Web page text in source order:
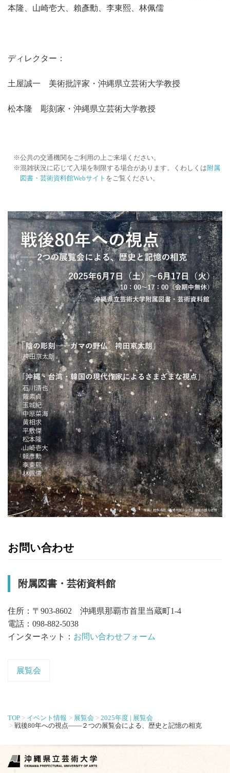
本隆、山崎壱大、賴彥勳、李東熙、林佩儒
ディレクター：
土屋誠一 美術批評家・沖縄県立芸術大学教授
松本隆 彫刻家・沖縄県立芸術大学教授
公共の交通機関をご利用の上ご来場ください。
混雑状況に応じて入場を制限する場合があります。くわしくは 附属
図書・芸術資料館Webサイト をご覧ください。
お問い合わせ
附属図書・芸術資料館
住所：〒903-8602 沖縄県那覇市首里当蔵町1-4
電話：098-882-5038
インターネット： お問い合わせフォーム
展覧会
TOP イベント情報 展覧会
2025年度 | 展覧会
戦後80年への視点――２つの展覧会による、歴史と記憶の相克